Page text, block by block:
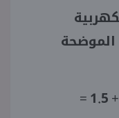
الموضحة
ق . د . ك للبطارية = $3 + 1.5 =